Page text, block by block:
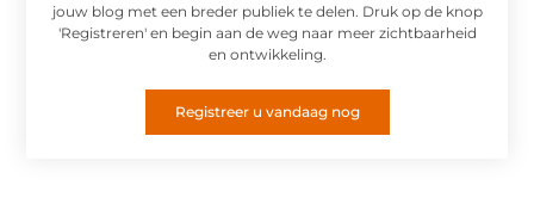
jouw blog met een breder publiek te delen. Druk op de knop
'Registreren' en begin aan de weg naar meer zichtbaarheid
en ontwikkeling.
Registreer u vandaag nog